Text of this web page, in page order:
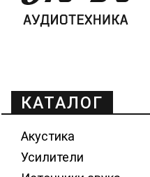
КАТАЛОГ
Акустика
Усилители